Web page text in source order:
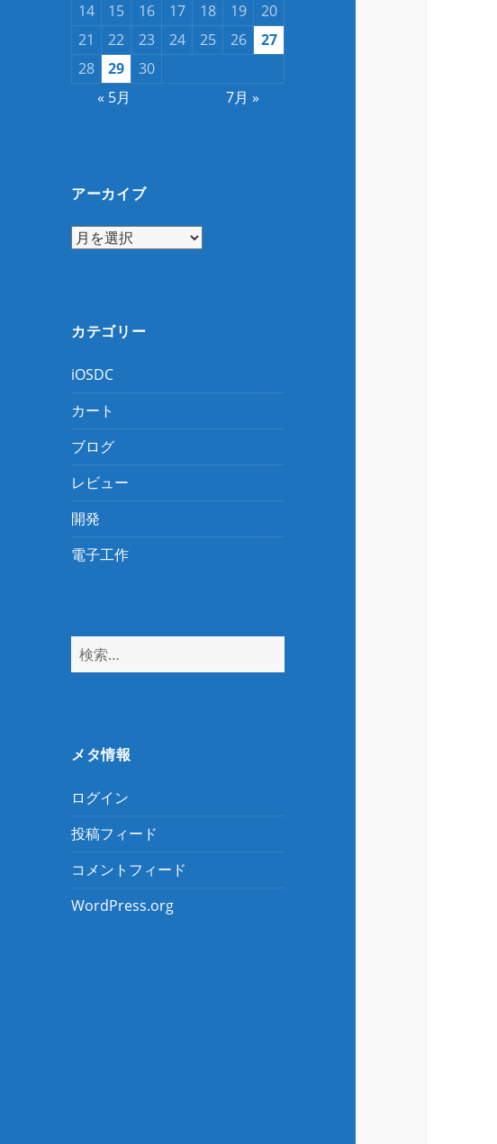
14
15 16 17 18 19
20
21
22 23 24 25 26
27
28
29
30
« 5月
7月 »
アーカイブ
ア
ブ
カテゴリー
iOSDC
カート
ブログ
レビュー
開発
電子工作
検
索:
メタ情報
ログイン
投稿フィード
コメントフィード
WordPress.org